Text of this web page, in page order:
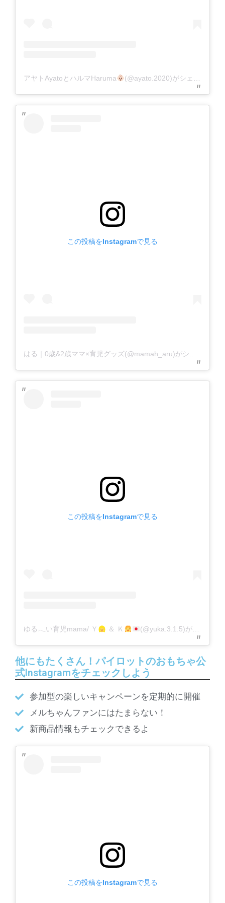
アヤトAyatoとハルマHaruma (@ayato.2020)がシェアした投稿
この投稿をInstagramで見る
この投稿をInstagramで見る
ゆる𓂃い育児mama/ Ｙ ＆ Ｋ (@yuka.3.1.5)がシェアした投稿
他にもたくさん！パイロットのおもちゃ公
式Instagramをチェックしよう
参加型の楽しいキャンペーンを定期的に開催
メルちゃんファンにはたまらない！
新商品情報もチェックできるよ
この投稿をInstagramで見る